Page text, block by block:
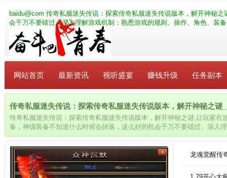
baidu@com 传奇私服迷失传说：探索传奇私服迷失传说版本，解开神秘
会千万不要错过。深入理解游戏机制：熟悉游戏的规则、操作、角色、装
网站首页 最新资讯 视听盛宴 赚钱升级 任务副本
传奇私服迷失传说：探索传奇私服迷失传说版本，解开神秘之谜
传奇私服迷失传说：探索传奇私服迷失传说版本，解开神秘之谜,让玩家在
备，神级装备不知道什么时候会掉落，这么好的机会千万不要错过。深入
作、角色、装备和地图等。任务完成：任务是游戏中获得经验和奖励的重
龙魂觉醒传